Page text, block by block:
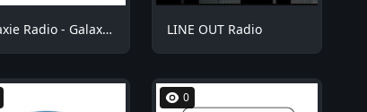
Galaxie Radio - GalaxieTek LINE OUT Radio
0